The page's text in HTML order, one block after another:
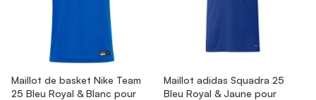
Maillot de basket Nike Team
25 Bleu Royal & Blanc pour
Maillot adidas Squadra 25
Bleu Royal & Jaune pour